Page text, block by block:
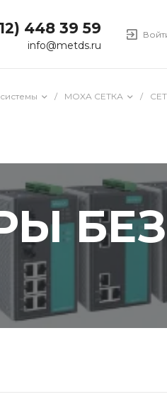
448 39 59
info@metds.ru
/ MOXA СЕТКА /